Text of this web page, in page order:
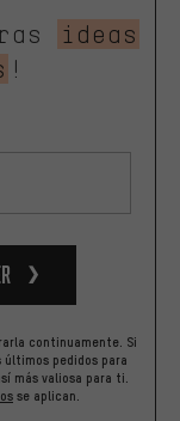
ideas
!
continuamente. Si
pedidos para
más valiosa para ti.
se aplican.